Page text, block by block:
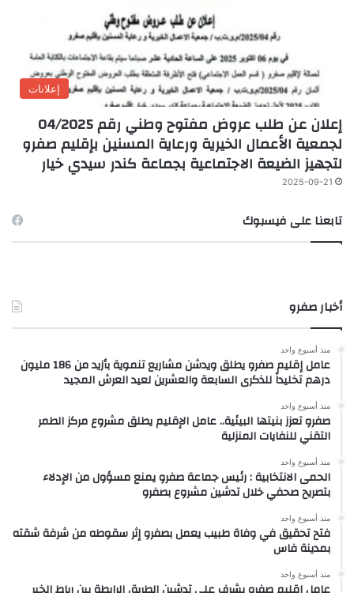
إعلانات
إعلان عن طلب عروض مفتوح وطني رقم 04/2025
لجمعية الأعمال الخيرية ورعاية المسنين بإقليم صفرو
لتجهيز الضيعة الاجتماعية بجماعة كندر سيدي خيار
2025-09-21
تابعنا على فيسبوك
أخبار صفرو
منذ أسبوع واحد
عامل إقليم صفرو يطلق ويدشن مشاريع تنموية بأزيد من 186 مليون
درهم تخليداً للذكرى السابعة والعشرين لعيد العرش المجيد
منذ أسبوع واحد
صفرو تعزز بنيتها البيئية.. عامل الإقليم يطلق مشروع مركز الطمر
التقني للنفايات المنزلية
منذ أسبوع واحد
الحمى الانتخابية : رئيس جماعة صفرو يمنع مسؤول من الإدلاء
بتصريح صحفي خلال تدشين مشروع بصفرو
منذ أسبوع واحد
فتح تحقيق في وفاة طبيب يعمل بصفرو إثر سقوطه من شرفة شقته
بمدينة فاس
منذ أسبوع واحد